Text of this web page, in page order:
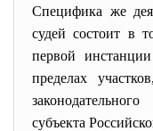
Специфика же
судей состоит в
первой
пределах
субъекта